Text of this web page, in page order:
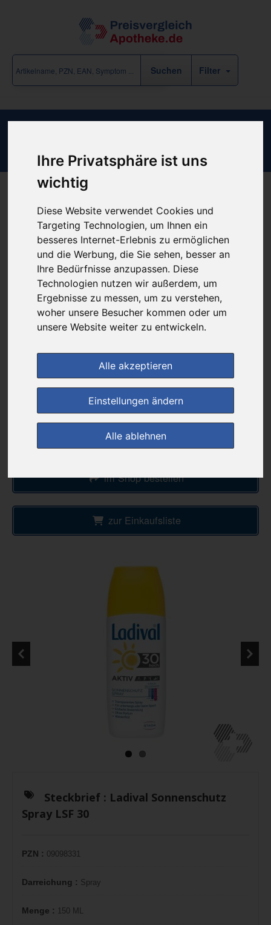
Ihre Privatsphäre ist uns
wichtig
Diese Website verwendet Cookies und
Targeting Technologien, um Ihnen ein
besseres Internet-Erlebnis zu ermöglichen
und die Werbung, die Sie sehen, besser an
Ihre Bedürfnisse anzupassen. Diese
Technologien nutzen wir außerdem, um
Ergebnisse zu messen, um zu verstehen,
woher unsere Besucher kommen oder um
unsere Website weiter zu entwickeln.
Alle akzeptieren
Einstellungen ändern
Alle ablehnen
Filter
Reiseapotheke/Sonnenschutz
Produkt empfehlen
günstigster Produktpreis ab
20,85 €
apohealth
+ 2,40 € Versandkosten
& inkl. MwSt.
Preis pro 1 ML / 0,14 €
Daten vom 08.08.2026 18:31 Uhr
(0) Jetzt bewerten!
im Shop bestellen
zur Einkaufsliste
Steckbrief : Ladival Sonnenschutz
Spray LSF 30
PZN : 09098331
Darreichung : Spray
Menge : 150 ML